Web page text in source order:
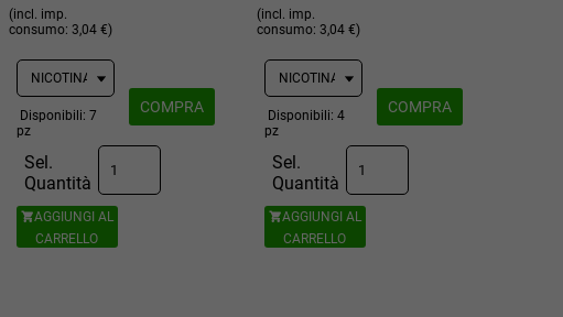
(incl. imp.
consumo: 3,04 €)
Disponibili: 7
pz
Sel.
Quantità
AGGIUNGI AL
CARRELLO
COMPRA
(incl. imp.
consumo: 3,04 €)
Disponibili: 4
pz
Sel.
Quantità
AGGIUNGI AL
CARRELLO
COMPRA